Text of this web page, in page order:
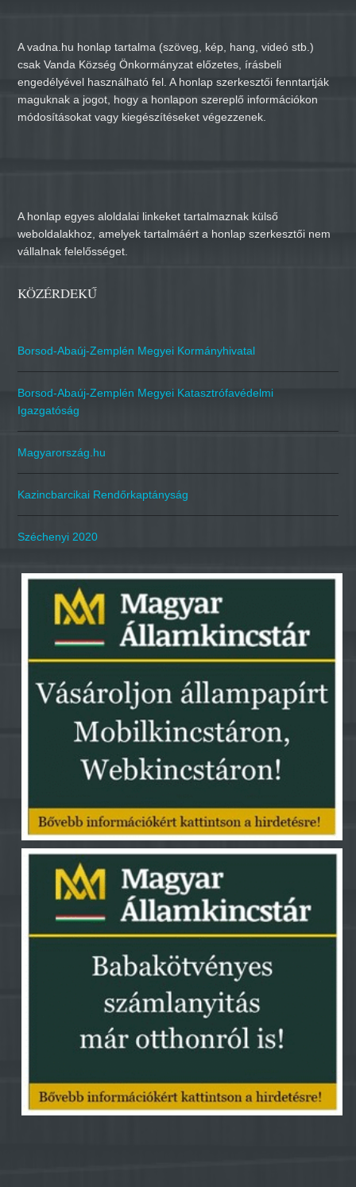
A vadna.hu honlap tartalma (szöveg, kép, hang, videó stb.)
csak Vanda Község Önkormányzat előzetes, írásbeli
engedélyével használható fel. A honlap szerkesztői fenntartják
maguknak a jogot, hogy a honlapon szereplő információkon
módosításokat vagy kiegészítéseket végezzenek.
A honlap egyes aloldalai linkeket tartalmaznak külső
weboldalakhoz, amelyek tartalmáért a honlap szerkesztői nem
vállalnak felelősséget.
KÖZÉRDEKŰ
Borsod-Abaúj-Zemplén Megyei Kormányhivatal
Borsod-Abaúj-Zemplén Megyei Katasztrófavédelmi
Igazgatóság
Magyarország.hu
Kazincbarcikai Rendőrkaptányság
Széchenyi 2020